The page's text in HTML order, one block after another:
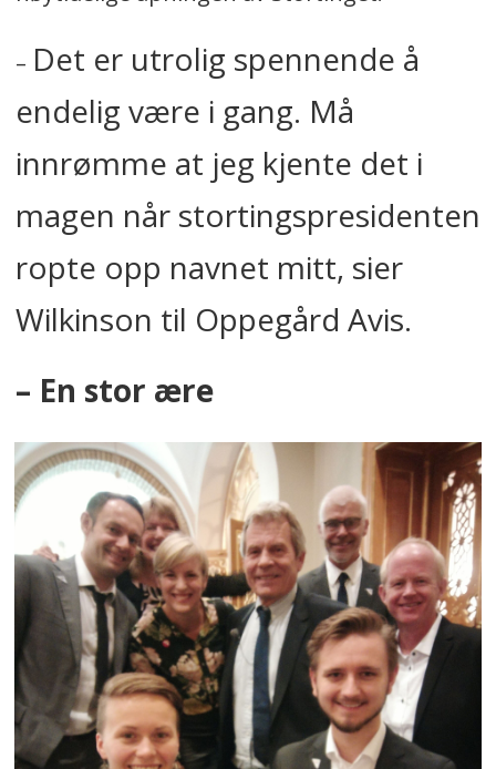
– Det er utrolig spennende å
endelig være i gang. Må
innrømme at jeg kjente det i
magen når stortingspresidenten
ropte opp navnet mitt, sier
Wilkinson til Oppegård Avis.
– En stor ære